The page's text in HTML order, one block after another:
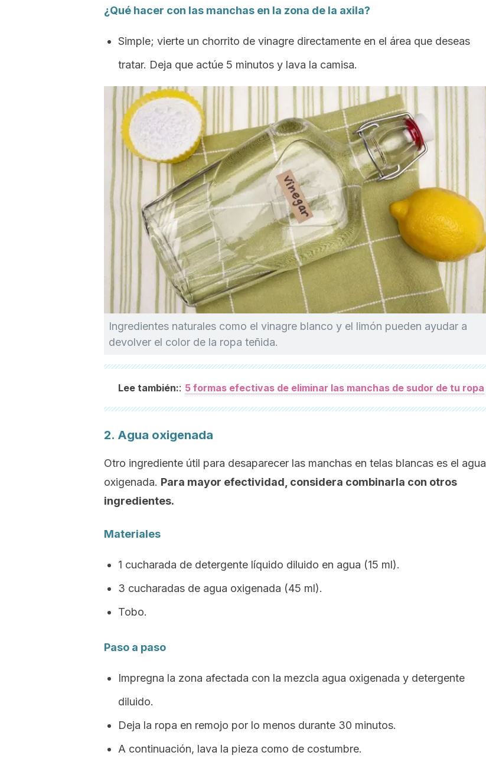
¿Qué hacer con las manchas en la zona de la axila?
Simple; vierte un chorrito de vinagre directamente en el área que deseas
tratar. Deja que actúe 5 minutos y lava la camisa.
Ingredientes naturales como el vinagre blanco y el limón pueden ayudar a
devolver el color de la ropa teñida.
Lee también:: 5 formas efectivas de eliminar las manchas de sudor de tu ropa
2. Agua oxigenada
Otro ingrediente útil para desaparecer las manchas en telas blancas es el agua
oxigenada. Para mayor efectividad, considera combinarla con otros
ingredientes.
Materiales
1 cucharada de detergente líquido diluido en agua (15 ml).
3 cucharadas de agua oxigenada (45 ml).
Tobo.
Paso a paso
Impregna la zona afectada con la mezcla agua oxigenada y detergente
diluido.
Deja la ropa en remojo por lo menos durante 30 minutos.
A continuación, lava la pieza como de costumbre.